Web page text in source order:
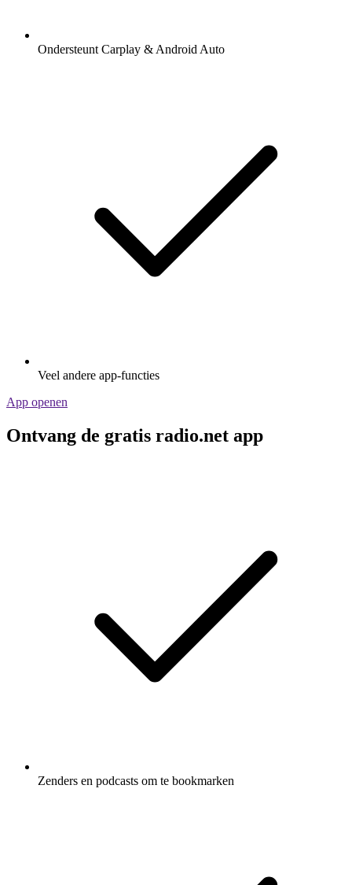
Ondersteunt Carplay & Android Auto
Veel andere app-functies
App openen
Ontvang de gratis radio.net app
Zenders en podcasts om te bookmarken